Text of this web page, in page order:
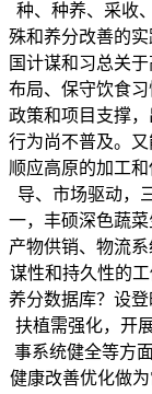
种、种养、采收
殊和养分改善的
国计谋和习总关
布局、保守饮食
政策和项目支撑
行为尚不普及。
顺应高原的加工
导、市场驱动，
一，丰硕深色蔬
产物供销、物流
谋性和持久性的
养分数据库？设
扶植需强化，开
事系统健全等方
健康改善优化做